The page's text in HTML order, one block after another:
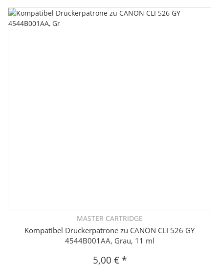
MASTER CARTRIDGE
Kompatibel Druckerpatrone zu CANON CLI 526 GY
4544B001AA, Grau, 11 ml
5,00 € *